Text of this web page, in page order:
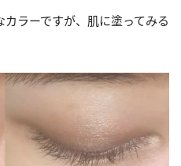
ラーですが、肌に塗ってみる